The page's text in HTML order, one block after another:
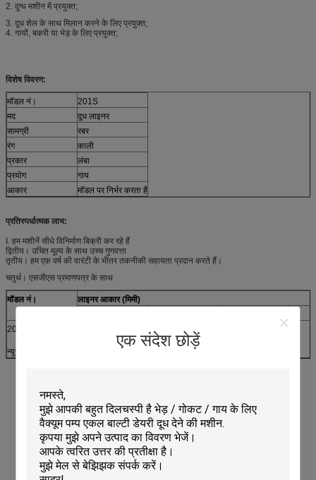
एक संदेश छोड़ें
2. दुग्ध मशीन में प्रयुक्त;
3. दूध शेल के साथ मिलान करने के लिए प्रयुक्त;
4. गायों, बकरी या भेड़ के लिए प्रयुक्त;
विशेष विवरण:
मॉडल नं।
201S
मद
दूध लाइनर
सामग्री
रबर
रंग
काली
प्रकार
लंबा
प्रयोग
गाय
आकार
मॉडल पर निर्भर करता है
प्रतिस्पर्धात्मक लाभ:
I. हम मशीनें सीधे विनिर्माण बिक्री कर रहे हैं
द्वितीय। उचित मूल्य के साथ उच्च गुणवत्ता
तृतीय। हम एक वर्ष की वारंटी के भीतर तकनीकी सहायता प्रदान करते हैं।
चतुर्थ। एसजीएस प्रमाणपत्र के साथ
मॉडल नं।
लाइनर आकार (मिमी)
201S
न्यूजीलैंड
21